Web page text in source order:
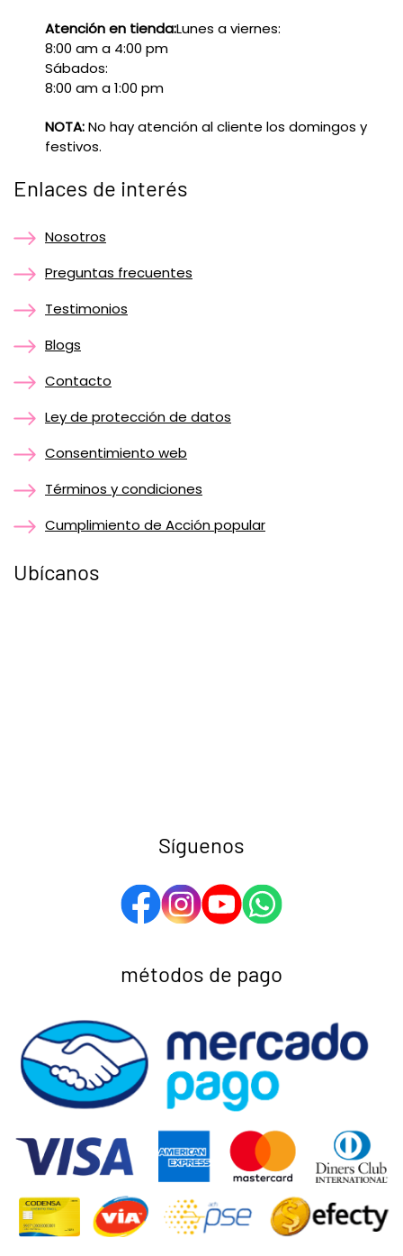
Atención en tienda:Lunes a viernes:
8:00 am a 4:00 pm
Sábados:
8:00 am a 1:00 pm
NOTA:No hay atención al cliente los domingos y
festivos.
Enlaces de interés
Nosotros
Preguntas frecuentes
Testimonios
Blogs
Contacto
Ley de protección de datos
Consentimiento web
Términos y condiciones
Cumplimiento de Acción popular
Ubícanos
Síguenos
métodos de pago